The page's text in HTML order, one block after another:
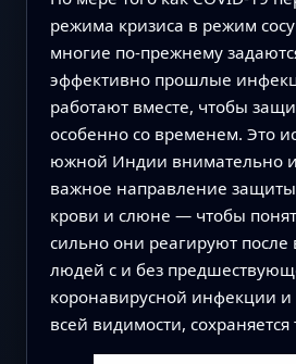
режима кризиса в режим
многие по‑прежнему
эффективно прошлые
работают вместе, чтобы
особенно со временем. Это
южной Индии внимательно
важное направление
крови и слюне — чтобы
сильно они реагируют
людей с и без
коронавирусной инфекции и
всей видимости,